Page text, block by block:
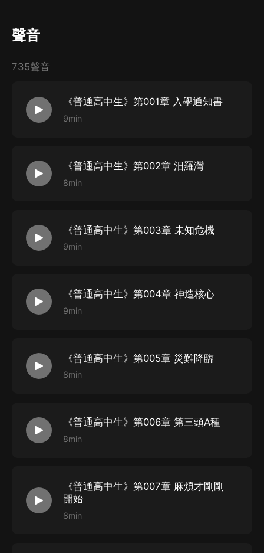
后，即可收聽。
何第三方平臺傳播，違者將追究其法律責任。
按鈕，將頁面分享至微信內使用微信支付完成購買。
4、在購買過程中，如果您有任何問題，可以按以下步驟
在線客服；
線客服】谘詢在線客服；
第三步：如果在線客服都未取得聯系，也可撥打客服電
聲音
735聲音
《普通高中生》第001章 入學通知書
9min
《普通高中生》第002章 汨羅灣
8min
《普通高中生》第003章 未知危機
9min
《普通高中生》第004章 神造核心
9min
《普通高中生》第005章 災難降臨
8min
《普通高中生》第006章 第三頭A種
8min
《普通高中生》第007章 麻煩才剛剛
開始
8min